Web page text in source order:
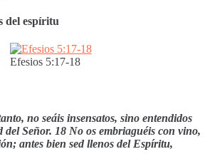
del espíritu
Efesios 5:17-18
no seáis insensatos, sino entendidos
del Señor. 18 No os embriaguéis con vino,
antes bien sed llenos del Espíritu,